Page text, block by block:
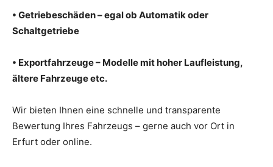
• Getriebeschäden – egal ob Automatik oder
Schaltgetriebe
• Exportfahrzeuge – Modelle mit hoher Laufleistung,
ältere Fahrzeuge etc.
Wir bieten Ihnen eine schnelle und transparente
Bewertung Ihres Fahrzeugs – gerne auch vor Ort in
Erfurt oder online.